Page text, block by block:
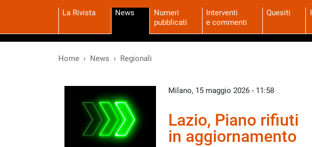
La Rivista News
Numeri
pubblicati
Interventi
e commenti
Quesiti
Home News Regionali
Milano, 15 maggio 2026 - 11:58
Lazio, Piano rifiuti
in aggiornamento